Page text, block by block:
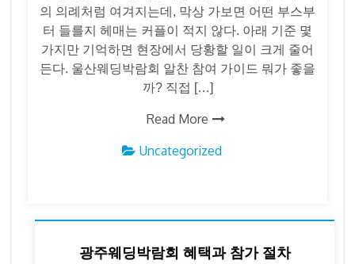
의 의례처럼 여겨지는데, 막상 가보면 어떤 부스부
터 들를지 헤매는 커플이 적지 않다. 아래 기준 몇
가지만 기억하면 현장에서 당황할 일이 크게 줄어
든다. 울산웨딩박람회 알찬 참여 가이드 뭐가 좋을
까? 직접 […]
Read More
Uncategorized
광주웨딩박람회 혜택과 참가 절차